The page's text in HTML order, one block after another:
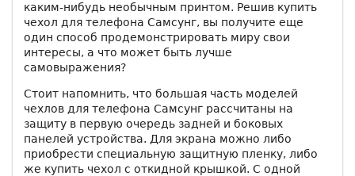
каким-нибудь необычным принтом. Решив купить
чехол для телефона Самсунг, вы получите еще
один способ продемонстрировать миру свои
интересы, а что может быть лучше
самовыражения?
Стоит напомнить, что большая часть моделей
чехлов для телефона Самсунг рассчитаны на
защиту в первую очередь задней и боковых
панелей устройства. Для экрана можно либо
приобрести специальную защитную пленку, либо
же купить чехол с откидной крышкой. С одной